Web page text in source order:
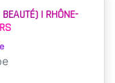
| RHÔNE-